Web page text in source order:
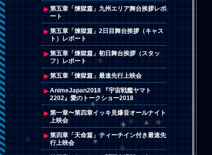
第五章「煉獄篇」九州エリア舞台挨拶レポ
ート
第五章「煉獄篇」2日目舞台挨拶（キャス
ト）レポート
第五章「煉獄篇」初日舞台挨拶（スタッ
フ）レポート
第五章「煉獄篇」最速先行上映会
AnimeJapan2018 『宇宙戦艦ヤマト
2202』愛のトークショー2018
第一章〜第四章イッキ見爆音オールナイト
上映会
第四章「天命篇」ティーチイン付き最速先
行上映会